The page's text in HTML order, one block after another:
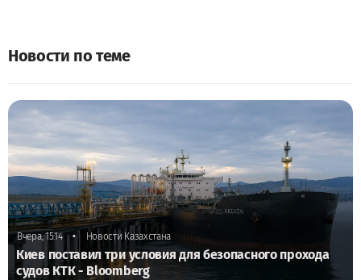
Новости по теме
Вчера, 15:14 • Новости Казахстана
Киев поставил три условия для безопасного прохода
судов КТК - Bloomberg